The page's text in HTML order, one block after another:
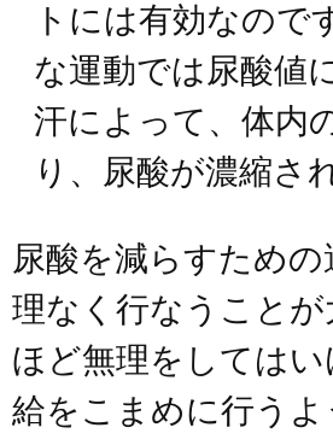
トには有効なので
な運動では尿酸値
汗によって、体内
り、尿酸が濃縮さ
尿酸を減らすため
理なく行なうこと
ほど無理をしては
給をこまめに行う